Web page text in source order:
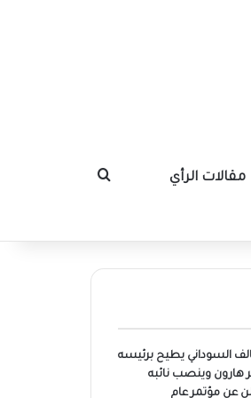
مقالات الرأي بحث عن
السوداني يطيح برئيسه
هارون وينصب نائبه
عن مؤتمر عام